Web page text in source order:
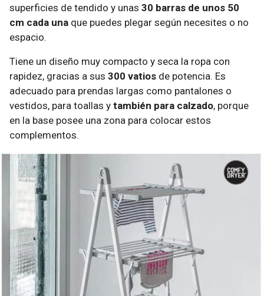
superficies de tendido y unas 30 barras de unos 50
cm cada una que puedes plegar según necesites o no
espacio.
Tiene un diseño muy compacto y seca la ropa con
rapidez, gracias a sus 300 vatios de potencia. Es
adecuado para prendas largas como pantalones o
vestidos, para toallas y también para calzado, porque
en la base posee una zona para colocar estos
complementos.